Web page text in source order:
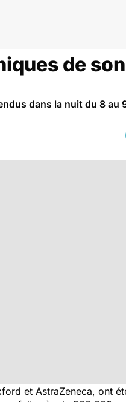
de son
dans la nuit du 8 au
et AstraZeneca, ont